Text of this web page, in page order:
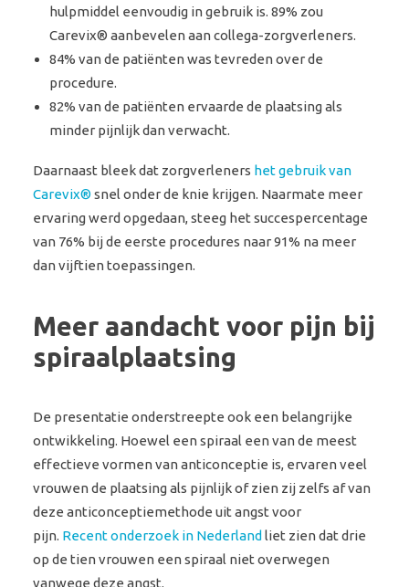
hulpmiddel eenvoudig in gebruik is. 89% zou
Carevix® aanbevelen aan collega-zorgverleners.
84% van de patiënten was tevreden over de
procedure.
82% van de patiënten ervaarde de plaatsing als
minder pijnlijk dan verwacht.
Daarnaast bleek dat zorgverleners het gebruik van
Carevix®snel onder de knie krijgen. Naarmate meer
ervaring werd opgedaan, steeg het succespercentage
van 76% bij de eerste procedures naar 91% na meer
dan vijftien toepassingen.
Meer aandacht voor pijn bij
spiraalplaatsing
De presentatie onderstreepte ook een belangrijke
ontwikkeling. Hoewel een spiraal een van de meest
effectieve vormen van anticonceptie is, ervaren veel
vrouwen de plaatsing als pijnlijk of zien zij zelfs af van
deze anticonceptiemethode uit angst voor
pijn. Recent onderzoek in Nederland liet zien dat drie
op de tien vrouwen een spiraal niet overwegen
vanwege deze angst.